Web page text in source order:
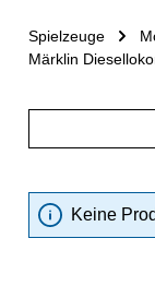
Spielzeuge
Märklin
Keine